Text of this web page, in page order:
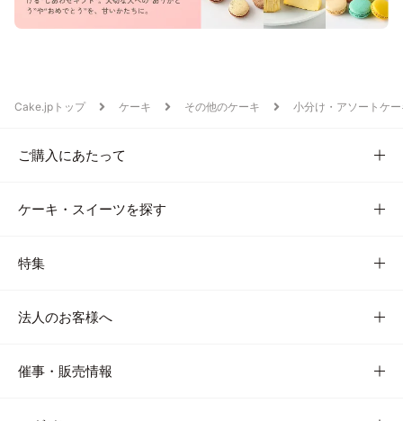
Cake.jpトップ ケーキ その他のケーキ 小分け・アソートケ
ご購入にあたって
ケーキ・スイーツを探す
特集
法人のお客様へ
催事・販売情報